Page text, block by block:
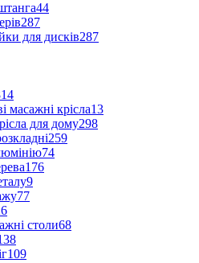
44
287
для дисків287
масажні крісла13
для дому298
259
74
176
9
77
столи68
109